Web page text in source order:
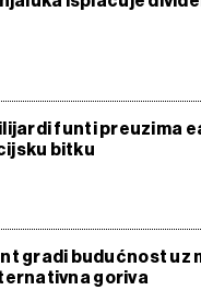
funti preuzima
bitku
gradi budućnost uz
goriva